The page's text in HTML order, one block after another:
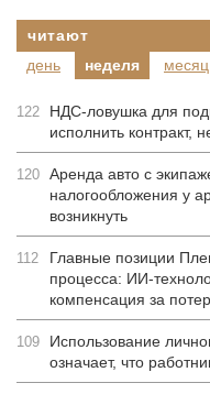
читают
день
неделя месяц
122
НДС-ловушка для
исполнить контракт,
120 Аренда авто с
налогообложения у
возникнуть
112
Главные позиции
процесса: ИИ-
компенсация за
109
Использование
означает, что